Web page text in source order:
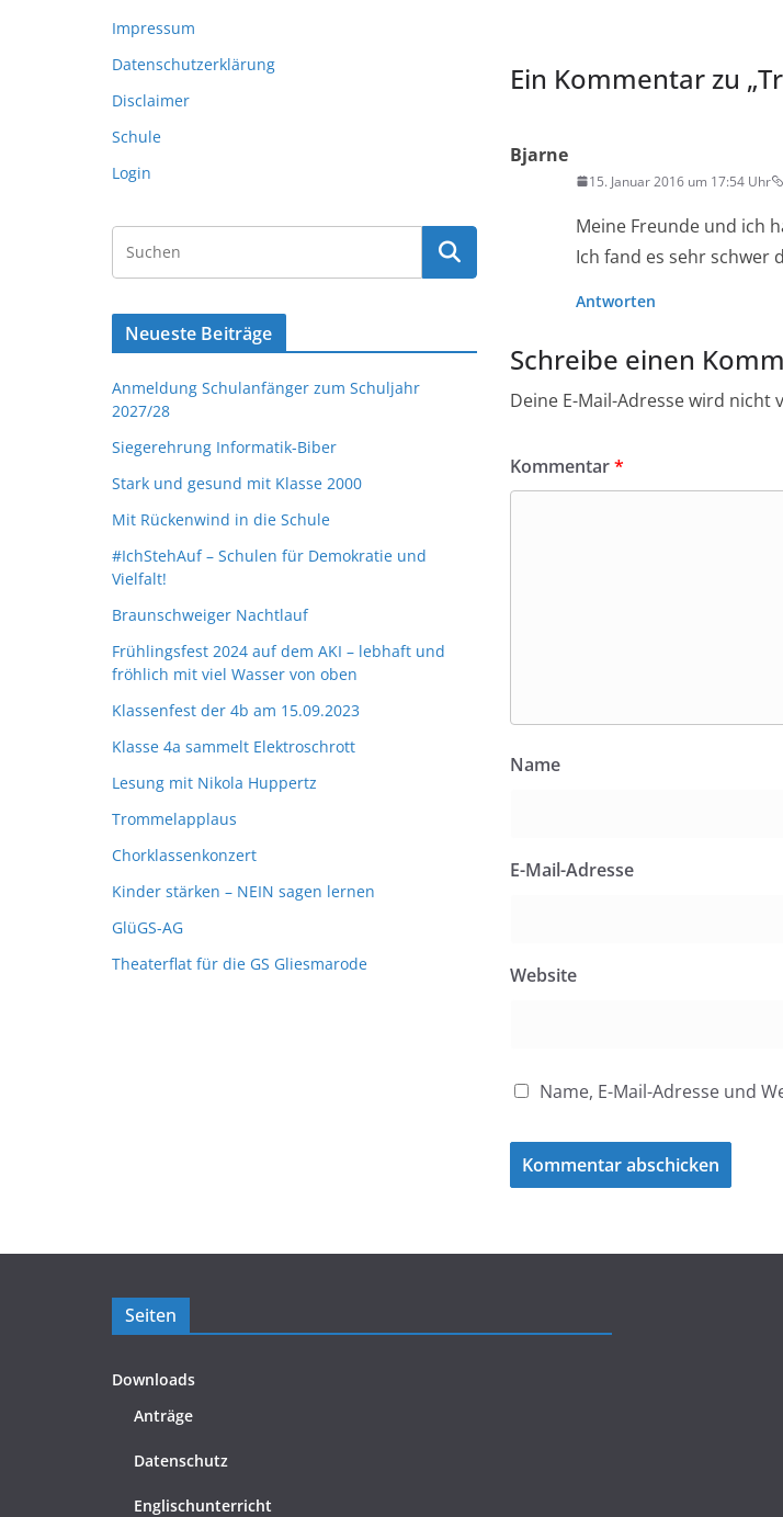
Ein Kommentar zu „
Bjarne
15. Januar 2016 um 17:54 Uhr
Meine Freunde und ich
Ich fand es sehr schwer
Antworten
Schreibe einen
Deine E-Mail-Adresse wird nicht
Kommentar*
Name
E-Mail-Adresse
Website
Name, E-Mail-Adresse und
Impressum
Datenschutzerklärung
Disclaimer
Schule
Login
Neueste Beiträge
Anmeldung Schulanfänger zum Schuljahr
2027/28
Siegerehrung Informatik-Biber
Stark und gesund mit Klasse 2000
Mit Rückenwind in die Schule
#IchStehAuf – Schulen für Demokratie und
Vielfalt!
Braunschweiger Nachtlauf
Frühlingsfest 2024 auf dem AKI – lebhaft und
fröhlich mit viel Wasser von oben
Klassenfest der 4b am 15.09.2023
Klasse 4a sammelt Elektroschrott
Lesung mit Nikola Huppertz
Trommelapplaus
Chorklassenkonzert
Kinder stärken – NEIN sagen lernen
GlüGS-AG
Theaterflat für die GS Gliesmarode
Seiten
Downloads
Anträge
Datenschutz
Englischunterricht